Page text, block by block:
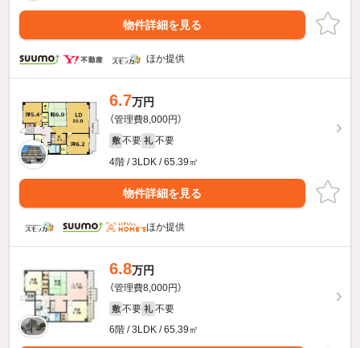
物件詳細を見る
ほか提供
6.7万円
（管理費8,000円）
敷 不要 礼 不要
4階 / 3LDK / 65.39㎡
物件詳細を見る
ほか提供
6.8万円
（管理費8,000円）
敷 不要 礼 不要
6階 / 3LDK / 65.39㎡